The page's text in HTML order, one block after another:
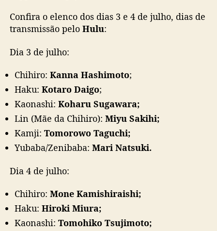
Confira o elenco dos dias 3 e 4 de julho, dias de
transmissão pelo Hulu:
Dia 3 de julho:
Chihiro: Kanna Hashimoto;
Haku: Kotaro Daigo;
Kaonashi: Koharu Sugawara;
Lin (Mãe da Chihiro): Miyu Sakihi;
Kamji: Tomorowo Taguchi;
Yubaba/Zenibaba: Mari Natsuki.
Dia 4 de julho:
Chihiro: Mone Kamishiraishi;
Haku: Hiroki Miura;
Kaonashi: Tomohiko Tsujimoto;